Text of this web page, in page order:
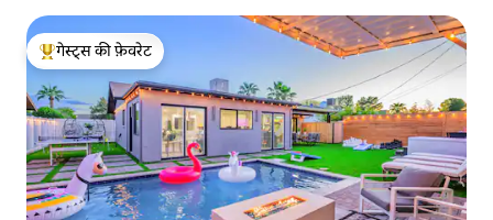
गेस्ट्स का टॉप फ़ेवरेट
गेस्ट्स की फ़ेवरेट